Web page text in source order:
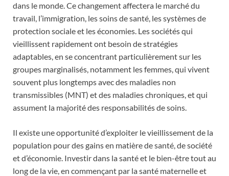
dans le monde. Ce changement affectera le marché du
travail, l’immigration, les soins de santé, les systèmes de
protection sociale et les économies. Les sociétés qui
vieillissent rapidement ont besoin de stratégies
adaptables, en se concentrant particulièrement sur les
groupes marginalisés, notamment les femmes, qui vivent
souvent plus longtemps avec des maladies non
transmissibles (MNT) et des maladies chroniques, et qui
assument la majorité des responsabilités de soins.
Il existe une opportunité d’exploiter le vieillissement de la
population pour des gains en matière de santé, de société
et d’économie. Investir dans la santé et le bien-être tout au
long de la vie, en commençant par la santé maternelle et